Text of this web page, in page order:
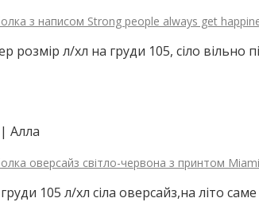
з написом Strong people always get
розмір л/хл на груди 105, сіло вільно
| Алла
оверсайз світло-червона з принтом Miami
105 л/хл сіла оверсайз,на літо саме